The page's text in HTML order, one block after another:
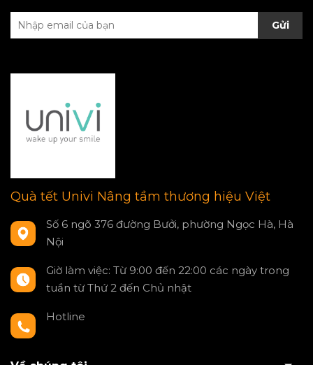
Gửi
Quà tết Univi Nâng tầm thương hiệu Việt
Số 6 ngõ 376 đường Bưởi, phường Ngọc Hà, Hà
Nội
Giờ làm việc: Từ 9:00 đến 22:00 các ngày trong
tuần từ Thứ 2 đến Chủ nhật
Hotline